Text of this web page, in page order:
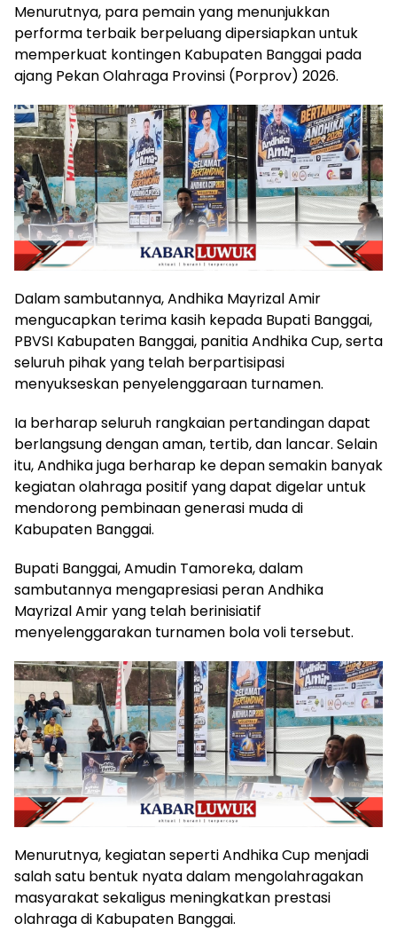
Menurutnya, para pemain yang menunjukkan
performa terbaik berpeluang dipersiapkan untuk
memperkuat kontingen Kabupaten Banggai pada
ajang Pekan Olahraga Provinsi (Porprov) 2026.
Dalam sambutannya, Andhika Mayrizal Amir
mengucapkan terima kasih kepada Bupati Banggai,
PBVSI Kabupaten Banggai, panitia Andhika Cup, serta
seluruh pihak yang telah berpartisipasi
menyukseskan penyelenggaraan turnamen.
Ia berharap seluruh rangkaian pertandingan dapat
berlangsung dengan aman, tertib, dan lancar. Selain
itu, Andhika juga berharap ke depan semakin banyak
kegiatan olahraga positif yang dapat digelar untuk
mendorong pembinaan generasi muda di
Kabupaten Banggai.
Bupati Banggai, Amudin Tamoreka, dalam
sambutannya mengapresiasi peran Andhika
Mayrizal Amir yang telah berinisiatif
menyelenggarakan turnamen bola voli tersebut.
Menurutnya, kegiatan seperti Andhika Cup menjadi
salah satu bentuk nyata dalam mengolahragakan
masyarakat sekaligus meningkatkan prestasi
olahraga di Kabupaten Banggai.